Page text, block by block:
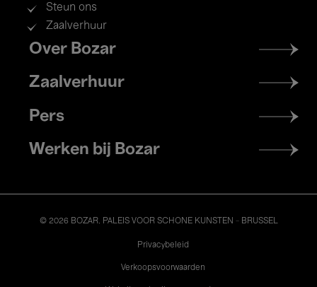
Steun ons
Zaalverhuur
Footer
menu
Over Bozar
Zaalverhuur
Pers
Werken bij Bozar
© 2026 BOZAR. PALEIS VOOR SCHONE KUNSTEN - BRUSSEL
Privacybeleid
Verkoopsvoorwaarden